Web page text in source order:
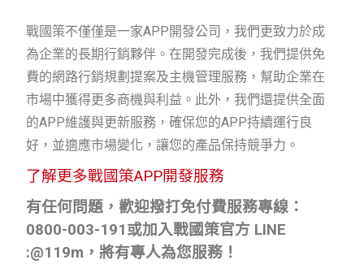
戰國策不僅僅是一家APP開發公司，我們更致力於成
為企業的長期行銷夥伴。在開發完成後，我們提供免
費的網路行銷規劃提案及主機管理服務，幫助企業在
市場中獲得更多商機與利益。此外，我們還提供全面
的APP維護與更新服務，確保您的APP持續運行良
好，並適應市場變化，讓您的產品保持競爭力。
了解更多戰國策APP開發服務
有任何問題，歡迎撥打免付費服務專線：
0800-003-191或加入戰國策官方 LINE
:@119m ，將有專人為您服務！